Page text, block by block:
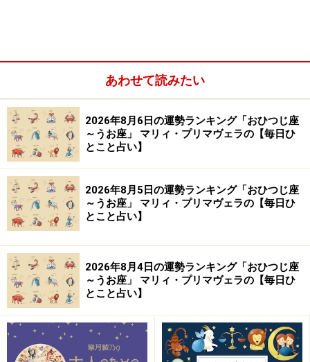
楽天市場で占い関連の商品をチェック！
あわせて読みたい
2026年8月6日の運勢ランキング「おひつじ座
～うお座」 マリィ・プリマヴェラの【毎日ひ
とこと占い】
2026年8月5日の運勢ランキング「おひつじ座
～うお座」 マリィ・プリマヴェラの【毎日ひ
とこと占い】
2026年8月4日の運勢ランキング「おひつじ座
～うお座」 マリィ・プリマヴェラの【毎日ひ
とこと占い】